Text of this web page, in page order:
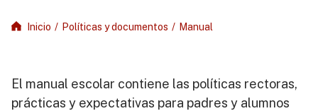
Inicio / Políticas y documentos / Manual
El manual escolar contiene las políticas rectoras,
prácticas y expectativas para padres y alumnos